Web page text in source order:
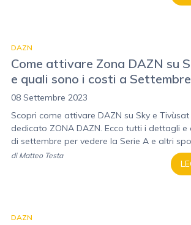
DAZN
Come attivare Zona DAZN su
e quali sono i costi a
08 Settembre 2023
Scopri come attivare DAZN su Sky e
dedicato ZONA DAZN. Ecco tutti i dettagli
di settembre per vedere la Serie A e altri
di Matteo Testa
DAZN